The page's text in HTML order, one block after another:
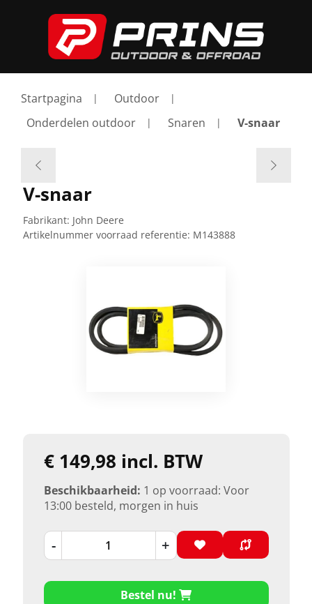
Startpagina
Outdoor
Onderdelen outdoor
Snaren V-snaar
V-snaar
Fabrikant: John Deere
Artikelnummer voorraad referentie: M143888
€ 149,98 incl. BTW
Beschikbaarheid: 1 op voorraad: Voor
13:00 besteld, morgen in huis
- +
Bestel nu!